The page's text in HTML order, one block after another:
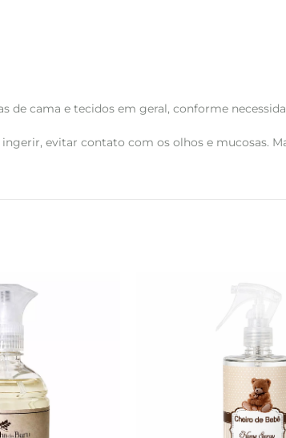
de cama e tecidos em geral, conforme
evitar contato com os olhos e mucosas.